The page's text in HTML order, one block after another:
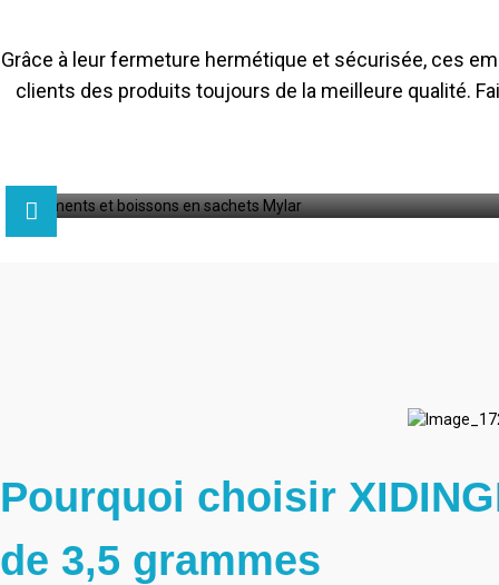
Grâce à leur fermeture hermétique et sécurisée, ces
clients des produits toujours de la meilleure qualité.
Pourquoi choisir
de 3,5 grammes